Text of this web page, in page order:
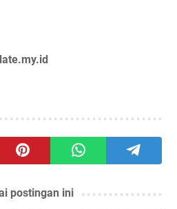
postingan ini